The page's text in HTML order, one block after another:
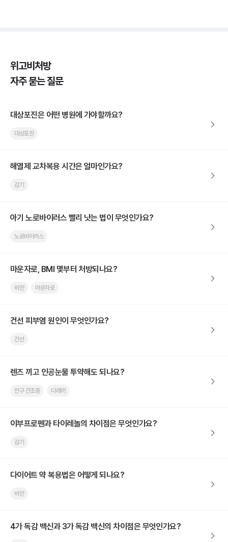
위고비처방
자주 묻는 질문
대상포진은 어떤 병원에 가야할까요?
대상포진
해열제 교차복용 시간은 얼마인가요?
감기
아기 노로바이러스 빨리 낫는 법이 무엇인가요?
노로바이러스
마운자로, BMI 몇부터 처방되나요?
비만 마운자로
건선 피부염 원인이 무엇인가요?
건선
렌즈 끼고 인공눈물 투약해도 되나요?
안구 건조증 다래끼
이부프로펜과 타이레놀의 차이점은 무엇인가요?
감기
다이어트 약 복용법은 어떻게 되나요?
비만
4가 독감 백신과 3가 독감 백신의 차이점은 무엇인가요?